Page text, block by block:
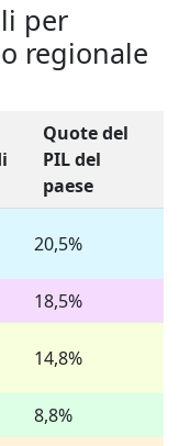
per
regionale
Quote del
PIL del
paese
20,5%
18,5%
14,8%
8,8%